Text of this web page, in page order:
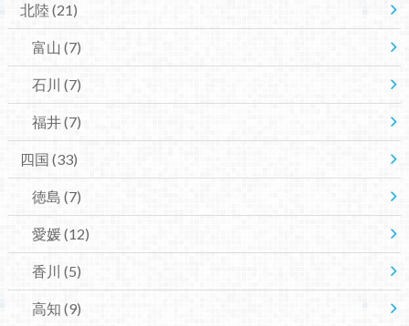
北陸 (21)
富山 (7)
石川 (7)
福井(7)
四国 (33)
徳島 (7)
愛媛(12)
香川 (5)
高知 (9)